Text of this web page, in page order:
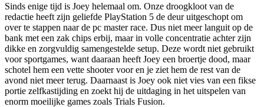
Sinds enige tijd is Joey helemaal om. Onze droogkloot van de
redactie heeft zijn geliefde PlayStation 5 de deur uitgeschopt om
over te stappen naar de pc master race. Dus niet meer languit op de
bank met een zak chips erbij, maar in volle concentratie achter zijn
dikke en zorgvuldig samengestelde setup. Deze wordt niet gebruikt
voor sportgames, want daaraan heeft Joey een broertje dood, maar
schotel hem een vette shooter voor en je ziet hem de rest van de
avond niet meer terug. Daarnaast is Joey ook niet vies van een fikse
portie zelfkastijding en zoekt hij de uitdaging in het uitspelen van
enorm moeilijke games zoals Trials Fusion.